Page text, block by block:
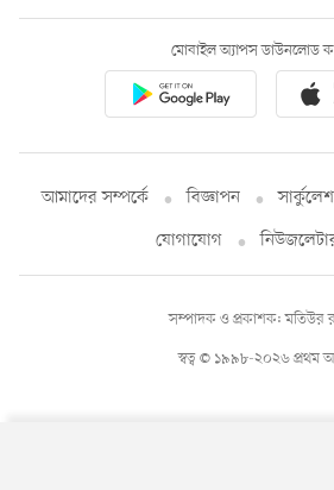
মোবাইল অ্যাপস ডাউনলোড
আমাদের সম্পর্কে বিজ্ঞাপন
যোগাযোগ
স্বত্ব © ১৯৯৮-২০২৬ প্রথম
সম্পাদক ও প্রকাশক: মতিউর